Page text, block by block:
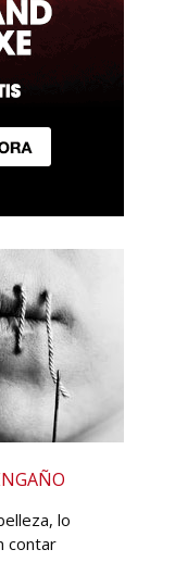
lo
contar